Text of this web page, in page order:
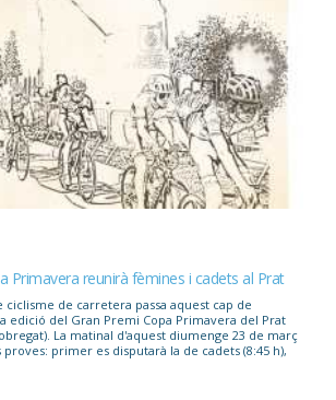
Primavera reunirà fèmines i cadets al Prat
ciclisme de carretera passa aquest cap de
edició del Gran Premi Copa Primavera del Prat
La matinal d'aquest diumenge 23 de març
proves: primer es disputarà la de cadets (8:45 h),